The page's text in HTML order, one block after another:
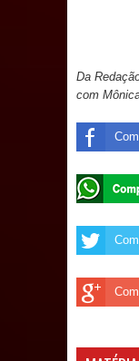
Da
com